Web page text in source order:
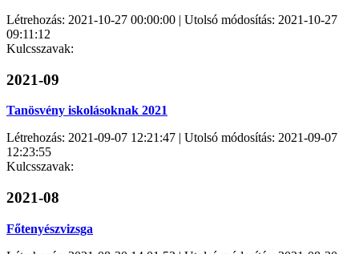
Létrehozás: 2021-10-27 00:00:00 | Utolsó módosítás: 2021-10-27
09:11:12
Kulcsszavak:
2021-09
Tanösvény iskolásoknak 2021
Létrehozás: 2021-09-07 12:21:47 | Utolsó módosítás: 2021-09-07
12:23:55
Kulcsszavak:
2021-08
Főtenyészvizsga